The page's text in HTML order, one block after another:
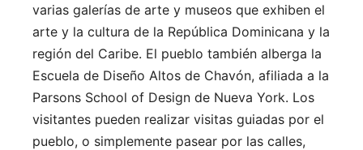
varias galerías de arte y museos que exhiben el
arte y la cultura de la República Dominicana y la
región del Caribe. El pueblo también alberga la
Escuela de Diseño Altos de Chavón, afiliada a la
Parsons School of Design de Nueva York. Los
visitantes pueden realizar visitas guiadas por el
pueblo, o simplemente pasear por las calles,